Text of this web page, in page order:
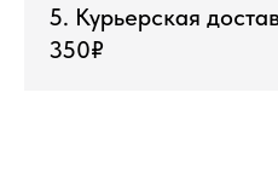
5. Курьерская
350₽